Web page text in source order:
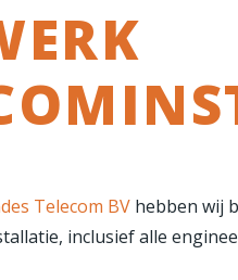
Telecom BV hebben wij
inclusief alle